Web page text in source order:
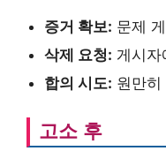
증거 확보: 문제
삭제 요청: 게시
합의 시도: 원만히
고소 후